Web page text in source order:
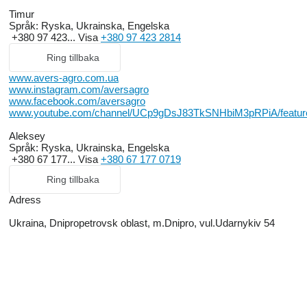
Timur
Språk: Ryska, Ukrainska, Engelska
+380 97 423... Visa +380 97 423 2814
Ring tillbaka
www.avers-agro.com.ua
www.instagram.com/aversagro
www.facebook.com/aversagro
www.youtube.com/channel/UCp9gDsJ83TkSNHbiM3pRPiA/
Aleksey
Språk: Ryska, Ukrainska, Engelska
+380 67 177... Visa +380 67 177 0719
Ring tillbaka
Adress
Ukraina, Dnipropetrovsk oblast, m.Dnipro, vul.Udarnykiv 54